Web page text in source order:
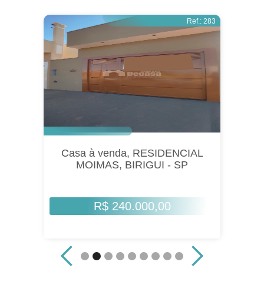
Casa à venda, RESIDENCIAL
MOIMAS, BIRIGUI - SP
R$ 240.000,00
Ref.: 283